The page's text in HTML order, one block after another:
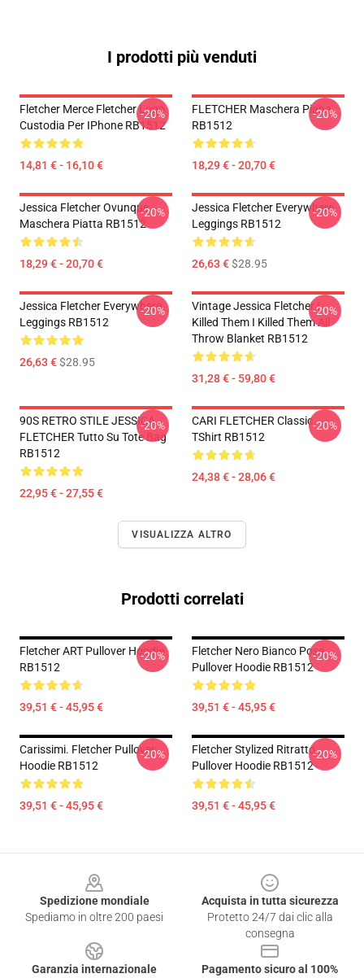
I prodotti più venduti
Fletcher Merce Fletcher Logo
Custodia Per IPhone RB1512
14,81 € - 16,10 €
-20%
FLETCHER Maschera Piana
RB1512
18,29 € - 20,70 €
-20%
Jessica Fletcher Ovunque
Maschera Piatta RB1512
18,29 € - 20,70 €
-20%
Jessica Fletcher Everywhere
Leggings RB1512
26,63 €$28.95
-20%
Jessica Fletcher Everywhere
Leggings RB1512
26,63 €$28.95
-20%
Vintage Jessica Fletcher I
Killed Them I Killed Them All
Throw Blanket RB1512
31,28 € - 59,80 €
-20%
90S RETRO STILE JESSICA
FLETCHER Tutto Su Tote Bag
RB1512
22,95 € - 27,55 €
-20%
CARI FLETCHER Classic
TShirt RB1512
24,38 € - 28,06 €
-20%
VISUALIZZA ALTRO
Prodotti correlati
Fletcher ART Pullover Hoodie
RB1512
39,51 € - 45,95 €
-20%
Fletcher Nero Bianco Pose
Pullover Hoodie RB1512
39,51 € - 45,95 €
-20%
Carissimi. Fletcher Pullover
Hoodie RB1512
39,51 € - 45,95 €
-20%
Fletcher Stylized Ritratto
Pullover Hoodie RB1512
39,51 € - 45,95 €
-20%
Spedizione mondiale
Spediamo in oltre 200 paesi
Acquista in tutta sicurezza
Protetto 24/7 dai clic alla
consegna
Garanzia internazionale
Pagamento sicuro al 100%